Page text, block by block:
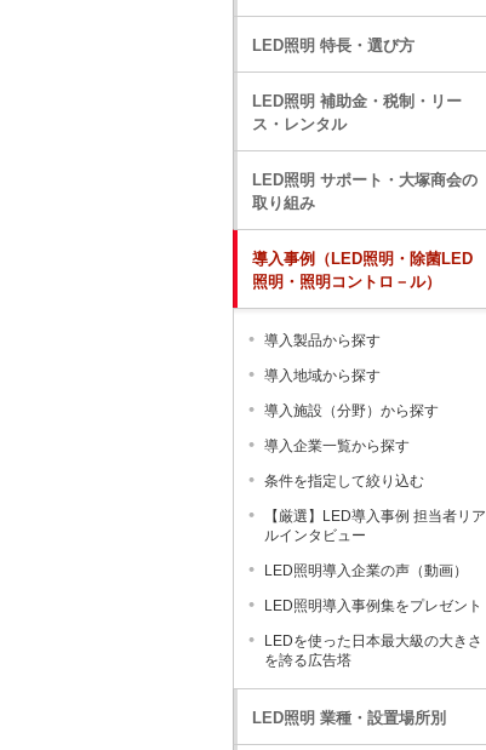
LED照明 特長・選び方
LED照明 補助金・税制・リー
ス・レンタル
LED照明 サポート・大塚商会の
取り組み
導入事例（LED照明・除菌LED
照明・照明コントロ－ル）
導入製品から探す
導入地域から探す
導入施設（分野）から探す
導入企業一覧から探す
条件を指定して絞り込む
【厳選】LED導入事例 担当者リア
ルインタビュー
LED照明導入企業の声（動画）
LED照明導入事例集をプレゼント
LEDを使った日本最大級の大きさ
を誇る広告塔
LED照明 業種・設置場所別